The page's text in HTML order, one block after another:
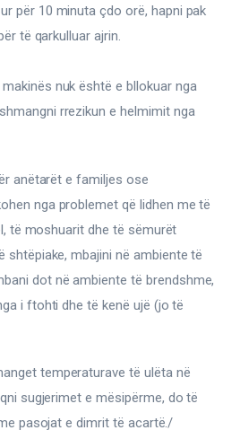
për 10 minuta çdo orë, hapni pak
të qarkulluar ajrin.
nuk është e bllokuar nga
rrezikun e helmimit nga
anëtarët e familjes ose
nga problemet që lidhen me të
të moshuarit dhe të sëmurët
shtëpiake, mbajini në ambiente të
dot në ambiente të brendshme,
i ftohti dhe të kenë ujë (jo të
temperaturave të ulëta në
sugjerimet e mësipërme, do të
pasojat e dimrit të acartë./